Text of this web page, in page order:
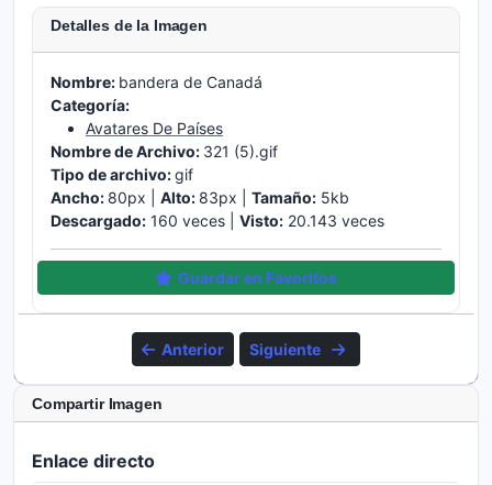
Detalles de la Imagen
Nombre: bandera de Canadá
Categoría:
Avatares De Países
Nombre de Archivo: 321 (5).gif
Tipo de archivo:gif
Ancho: 80px | Alto: 83px | Tamaño: 5kb
Descargado: 160 veces | Visto: 20.143 veces
Guardar en Favoritos
Anterior Siguiente
Compartir Imagen
Enlace directo